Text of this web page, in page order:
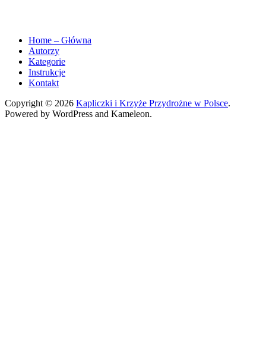
Home – Główna
Autorzy
Kategorie
Instrukcje
Kontakt
Copyright © 2026 Kapliczki i Krzyże Przydrożne w Polsce.
Powered by WordPress and Kameleon.